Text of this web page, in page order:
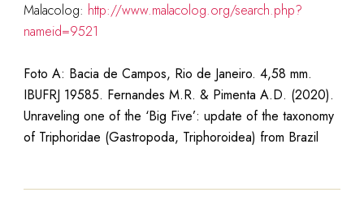
Malacolog: http://www.malacolog.org/search.php?
nameid=9521
Foto A: Bacia de Campos, Rio de Janeiro. 4,58 mm.
IBUFRJ 19585. Fernandes M.R. & Pimenta A.D. (2020).
Unraveling one of the ‘Big Five’: update of the taxonomy
of Triphoridae (Gastropoda, Triphoroidea) from Brazil